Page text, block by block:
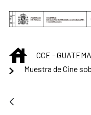
Saltar al contenido
INICIO
CCE -